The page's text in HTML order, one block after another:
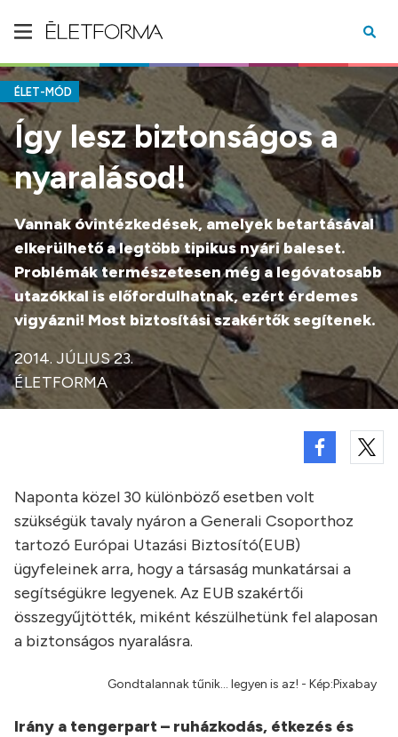
ÉLET-MÓD
Így lesz biztonságos a
nyaralásod!
Vannak óvintézkedések, amelyek betartásával
elkerülhető a legtöbb tipikus nyári baleset.
Problémák természetesen még a legóvatosabb
utazókkal is előfordulhatnak, ezért érdemes
vigyázni! Most biztosítási szakértők segítenek.
2014. JÚLIUS 23.
ÉLETFORMA
Naponta közel 30 különböző esetben volt
szükségük tavaly nyáron a Generali Csoporthoz
tartozó Európai Utazási Biztosító(EUB)
ügyfeleinek arra, hogy a társaság munkatársai a
segítségükre legyenek. Az EUB szakértői
összegyűjtötték, miként készülhetünk fel alaposan
a biztonságos nyaralásra.
Gondtalannak tűnik... legyen is az! - Kép:Pixabay
Irány a tengerpart – ruházkodás, étkezés és